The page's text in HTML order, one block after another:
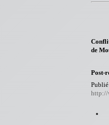
de
Post-
http://